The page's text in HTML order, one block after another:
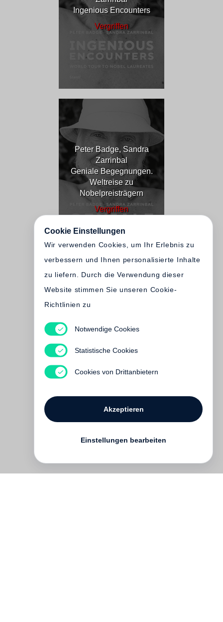
Ingenious Encounters
Vergriffen
Peter Badge, Sandra
Zarrinbal
Geniale Begegnungen.
Weltreise zu
Nobelpreisträgern
Vergriffen
Nobel Heroes
Cookie Einstellungen
Wir verwenden Cookies, um Ihr Erlebnis zu
verbessern und Ihnen personalisierte Inhalte
zu liefern. Durch die Verwendung dieser
Website stimmen Sie unseren Cookie-
Richtlinien zu
Notwendige Cookies
Statistische Cookies
Cookies von Drittanbietern
Akzeptieren
Einstellungen bearbeiten